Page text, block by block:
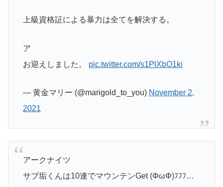
上級資格証による暴力は全てを解決する。
ア
お迎えしました。 pic.twitter.com/s1PlXbO1ki
— 黄金マリー (@marigold_to_you) November 2,
2021
アークナイツ
サブ垢くんは10連でマウンテンGet (ΦωΦ)ﾌﾌﾌ…